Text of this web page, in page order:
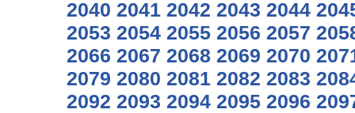
2040 2041 2042 2043 2044
2053 2054 2055 2056 2057
2066 2067 2068 2069 2070
2079 2080 2081 2082 2083
2092 2093 2094 2095 2096